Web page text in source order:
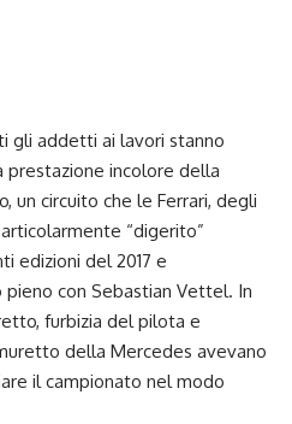
gli addetti ai lavori stanno
incolore della
un circuito che le Ferrari, degli
“digerito”
edizioni del 2017 e
con Sebastian Vettel. In
furbizia del pilota e
della Mercedes avevano
il campionato nel modo